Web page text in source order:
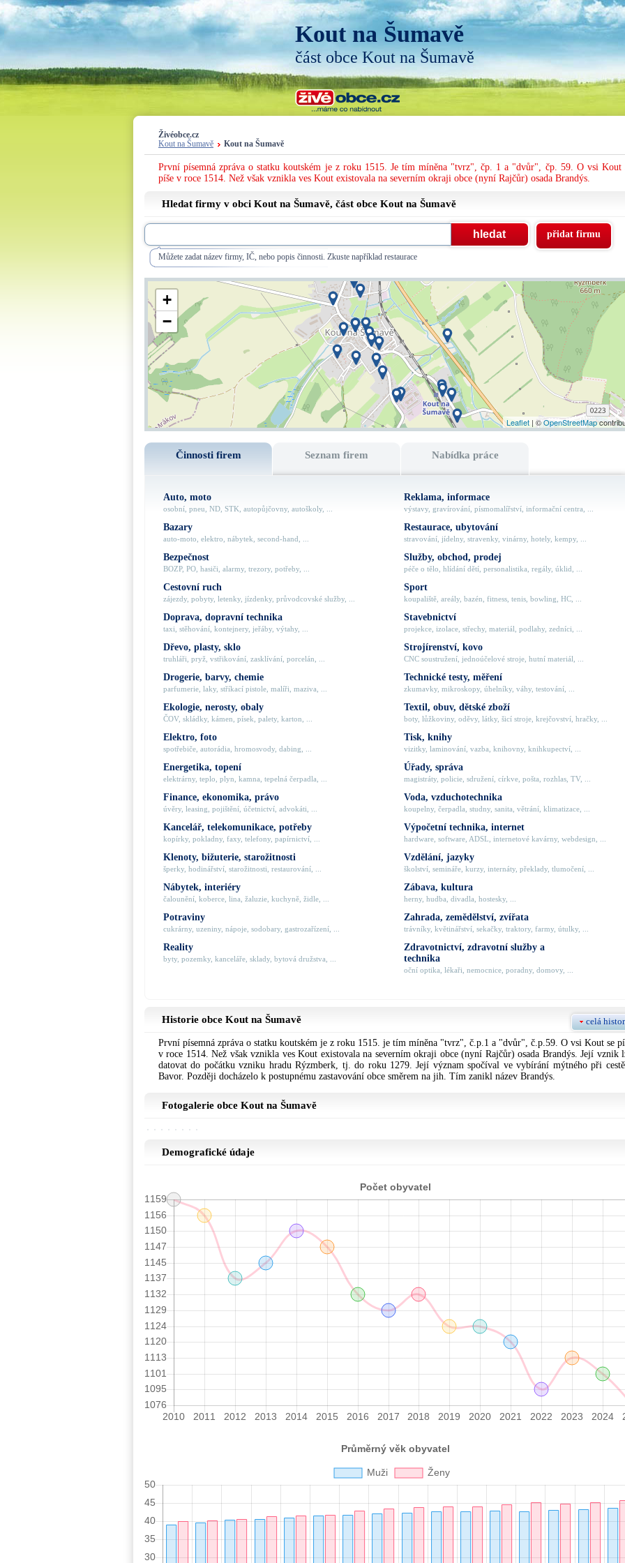
Kout na Šumavě
část obce Kout na Šumavě
Živéobce.cz
Kout na Šumavě
Kout na Šumavě
První písemná zpráva o statku koutském je z roku 1515. Je tím míněna "tvrz", čp. 1 a "dvůr", čp. 59. O vsi Kout
píše v roce 1514. Než však vznikla ves Kout existovala na severním okraji obce (nyní Rajčůr) osada Brandýs.
Hledat firmy v obci Kout na Šumavě, část obce Kout na Šumavě
Můžete zadat název firmy, IČ, nebo popis činnosti. Zkuste například restaurace
přidat firmu
+
−
Leaflet | ©OpenStreetMap
Činnosti firem Seznam firem Nabídka práce
Auto, moto
osobní, pneu, ND, STK, autopůjčovny, autoškoly, ...
Bazary
auto-moto, elektro, nábytek, second-hand, ...
Bezpečnost
BOZP, PO, hasiči, alarmy, trezory, potřeby, ...
Cestovní ruch
zájezdy, pobyty, letenky, jízdenky, průvodcovské služby, ...
Doprava, dopravní technika
taxi, stěhování, kontejnery, jeřáby, výtahy, ...
Dřevo, plasty, sklo
truhláři, pryž, vstřikování, zasklívání, porcelán, ...
Drogerie, barvy, chemie
parfumerie, laky, stříkací pistole, malíři, maziva, ...
Ekologie, nerosty, obaly
ČOV, skládky, kámen, písek, palety, karton, ...
Elektro, foto
spotřebiče, autorádia, hromosvody, dabing, ...
Energetika, topení
elektrárny, teplo, plyn, kamna, tepelná čerpadla, ...
Finance, ekonomika, právo
úvěry, leasing, pojištění, účetnictví, advokáti, ...
Kancelář, telekomunikace, potřeby
kopírky, pokladny, faxy, telefony, papírnictví, ...
Klenoty, bižuterie, starožitnosti
šperky, hodinářství, starožitnosti, restaurování, ...
Nábytek, interiéry
čalounění, koberce, lina, žaluzie, kuchyně, židle, ...
Potraviny
cukrárny, uzeniny, nápoje, sodobary, gastrozařízení, ...
Reality
byty, pozemky, kanceláře, sklady, bytová družstva, ...
Reklama, informace
výstavy, gravírování, písmomalířství, informační centra, ...
Restaurace, ubytování
stravování, jídelny, stravenky, vinárny, hotely, kempy, ...
Služby, obchod, prodej
péče o tělo, hlídání dětí, personalistika, regály, úklid, ...
Sport
koupaliště, areály, bazén, fitness, tenis, bowling, HC, ...
Stavebnictví
projekce, izolace, střechy, materiál, podlahy, zedníci, ...
Strojírenství, kovo
CNC soustružení, jednoúčelové stroje, hutní materiál, ...
Technické testy, měření
zkumavky, mikroskopy, úhelníky, váhy, testování, ...
Textil, obuv, dětské zboží
boty, lůžkoviny, oděvy, látky, šicí stroje, krejčovství, hračky, ...
Tisk, knihy
vizitky, laminování, vazba, knihovny, knihkupectví, ...
Úřady, správa
magistráty, policie, sdružení, církve, pošta, rozhlas, TV, ...
Voda, vzduchotechnika
koupelny, čerpadla, studny, sanita, větrání, klimatizace, ...
Výpočetní technika, internet
hardware, software, ADSL, internetové kavárny, webdesign, ...
Vzdělání, jazyky
školství, semináře, kurzy, internáty, překlady, tlumočení, ...
Zábava, kultura
herny, hudba, divadla, hostesky, ...
Zahrada, zemědělství, zvířata
trávníky, květinářství, sekačky, traktory, farmy, útulky, ...
Zdravotnictví, zdravotní služby a
technika
oční optika, lékaři, nemocnice, poradny, domovy, ...
Historie obce Kout na Šumavě celá
První písemná zpráva o statku koutském je z roku 1515. je tím míněna "tvrz", č.p.1 a "dvůr", č.p.59. O vsi Kout se
v roce 1514. Než však vznikla ves Kout existovala na severním okraji obce (nyní Rajčůr) osada Brandýs. Její vznik
datovat do počátku vzniku hradu Rýzmberk, tj. do roku 1279. Její význam spočíval ve vybírání mýtného při
Bavor. Později docházelo k postupnému zastavování obce směrem na jih. Tím zanikl název Brandýs.
Fotogalerie obce Kout na Šumavě
Demografické údaje